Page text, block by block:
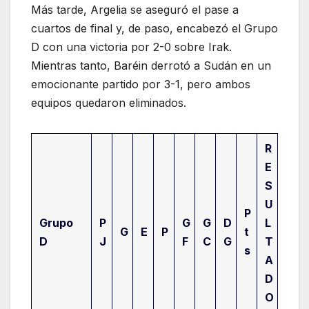
Más tarde, Argelia se aseguró el pase a
cuartos de final y, de paso, encabezó el Grupo
D con una victoria por 2-0 sobre Irak.
Mientras tanto, Baréin derrotó a Sudán en un
emocionante partido por 3-1, pero ambos
equipos quedaron eliminados.
Grupo
D
P
J
G E P
G
F
G
C
D
G
P
t
s
R
E
S
U
L
T
A
D
O